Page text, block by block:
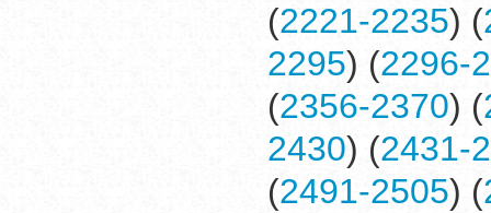
(2221-2235) (
2295) (2296-
(2356-2370) (
2430) (2431-
(2491-2505) (